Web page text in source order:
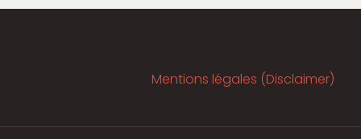
Mentions légales (Disclaimer)